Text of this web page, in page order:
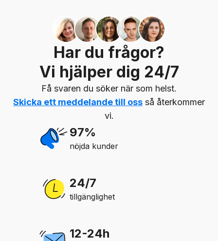
Har du frågor?
Vi hjälper dig 24/7
Få svaren du söker när som helst.
Skicka ett meddelande till oss så återkommer
vi.
97%
nöjda kunder
24/7
tillgänglighet
12-24h